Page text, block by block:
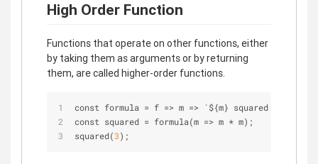
High Order Function
Functions that operate on other functions, either
by taking them as arguments or by returning
them, are called higher-order functions.
const formula = f => m => `${m} squared
const squared = formula(m => m * m);
squared(3);